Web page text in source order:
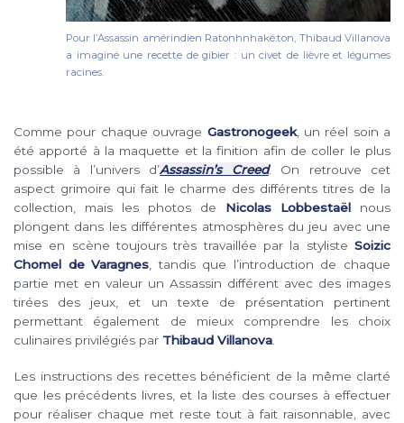
Pour l’Assassin amérindien Ratonhnhaké:ton, Thibaud Villanova
a imaginé une recette de gibier : un civet de lièvre et légumes
racines.
Comme pour chaque ouvrage Gastronogeek, un réel soin a
été apporté à la maquette et la finition afin de coller le plus
possible à l’univers d’Assassin’s Creed. On retrouve cet
aspect grimoire qui fait le charme des différents titres de la
collection, mais les photos de Nicolas Lobbestaël nous
plongent dans les différentes atmosphères du jeu avec une
mise en scène toujours très travaillée par la styliste Soizic
Chomel de Varagnes , tandis que l’introduction de chaque
partie met en valeur un Assassin différent avec des images
tirées des jeux, et un texte de présentation pertinent
permettant également de mieux comprendre les choix
culinaires privilégiés par Thibaud Villanova
Les instructions des recettes bénéficient de la même clarté
que les précédents livres, et la liste des courses à effectuer
pour réaliser chaque met reste tout à fait raisonnable, avec